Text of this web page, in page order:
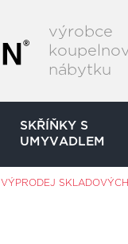
výrobce
nábytku
SKŘÍŇKY S
UMYVADLEM
VÝPRODEJ SKLADOVÝCH